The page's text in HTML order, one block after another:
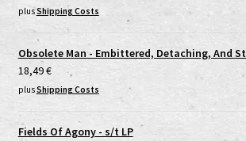
plusShipping Costs
Obsolete Man - Embittered, Detaching, And
18,49€
plusShipping Costs
Fields Of Agony - s/t LP